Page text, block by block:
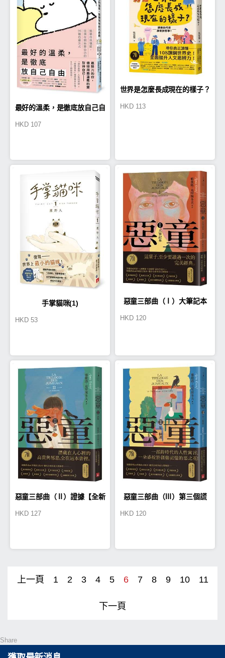
最好的溫柔，是徹底放自己自
HKD 107
世界是怎麼長成現在的樣子？
HKD 113
手掌貓咪(1)
HKD 53
惡童三部曲（Ⅰ）大筆記本
HKD 120
惡童三部曲（Ⅱ）證據【全新
HKD 127
惡童三部曲（Ⅲ）第三個謊
HKD 120
上一頁 1 2 3 4 5 6 7 8 9 10 11
下一頁
Share